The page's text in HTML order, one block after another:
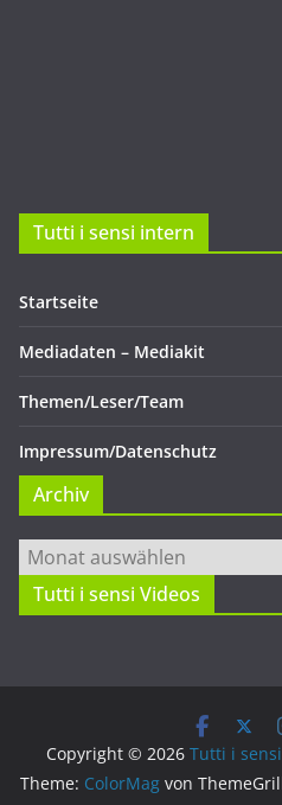
Tutti i sensi intern
Startseite
Mediadaten – Mediakit
Themen/Leser/Team
Impressum/Datenschutz
Archiv
Archiv
Tutti i sensi Videos
Copyright © 2026 Tutti i sensi
Theme: ColorMag von